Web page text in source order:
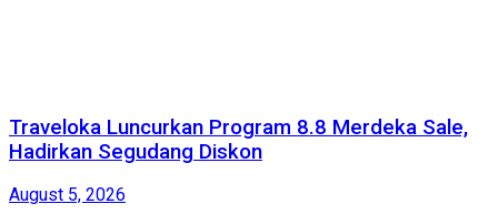
Traveloka Luncurkan Program 8.8 Merdeka Sale,
Hadirkan Segudang Diskon
August 5, 2026